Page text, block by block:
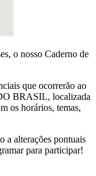
o nosso Caderno de
que ocorrerão ao
BRASIL, localizada
os horários, temas,
a alterações pontuais
para participar!